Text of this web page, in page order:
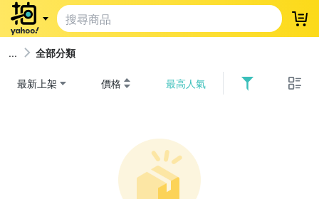
登
全部分類
最新上架 價格 最高人氣